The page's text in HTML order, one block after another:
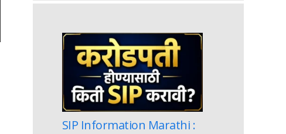
SIP Information Marathi :